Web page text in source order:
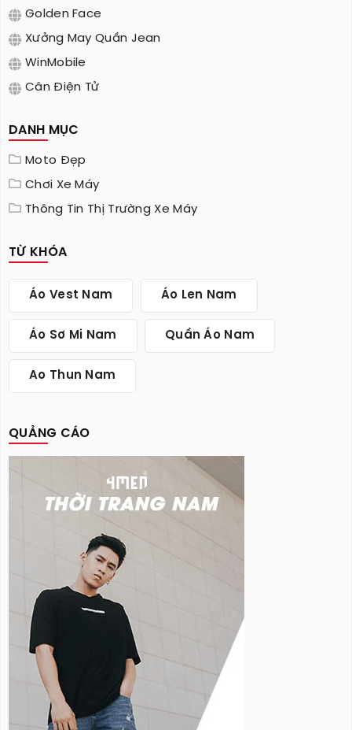
Golden Face
Xưởng May Quần Jean
WinMobile
Cân Điện Tử
DANH MỤC
Moto Đẹp
Chơi Xe Máy
Thông Tin Thị Trường Xe Máy
TỪ KHÓA
Áo Vest Nam Áo Len Nam
Áo Sơ Mi Nam Quần Áo Nam
Ao Thun Nam
QUẢNG CÁO